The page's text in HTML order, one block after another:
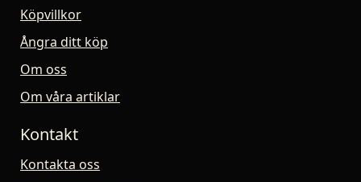
Köpvillkor
Ångra ditt köp
Om oss
Om våra artiklar
Kontakt
Kontakta oss